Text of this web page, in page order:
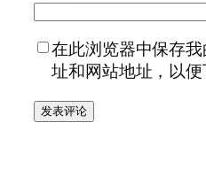
在此浏览器中保存
址和网站地址，以便